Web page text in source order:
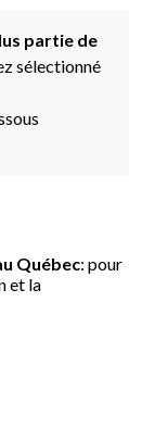
partie de
sélectionné
Québec: pour
et la